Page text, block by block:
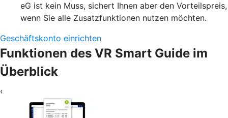
eG ist kein Muss, sichert Ihnen aber den Vorteilspreis,
wenn Sie alle Zusatzfunktionen nutzen möchten.
Geschäftskonto einrichten
Funktionen des VR Smart Guide im
Überblick
‹